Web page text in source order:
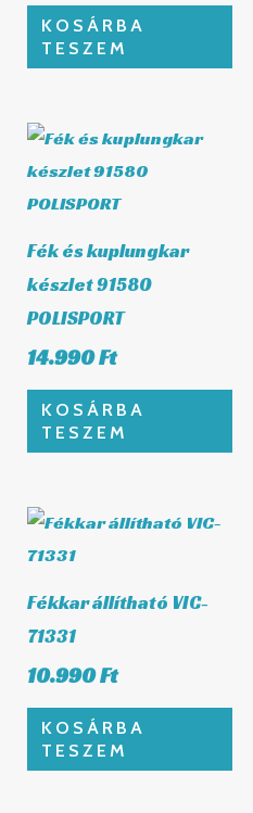
KOSÁRBA
TESZEM
Fék és kuplungkar
készlet 91580
POLISPORT
14.990Ft
KOSÁRBA
TESZEM
Fékkar állítható VIC-
71331
10.990Ft
KOSÁRBA
TESZEM